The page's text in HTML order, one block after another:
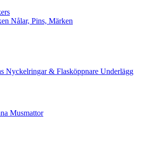
Nålar, Pins, Märken
Nyckelringar & Flasköppnare Underlägg
Musmattor